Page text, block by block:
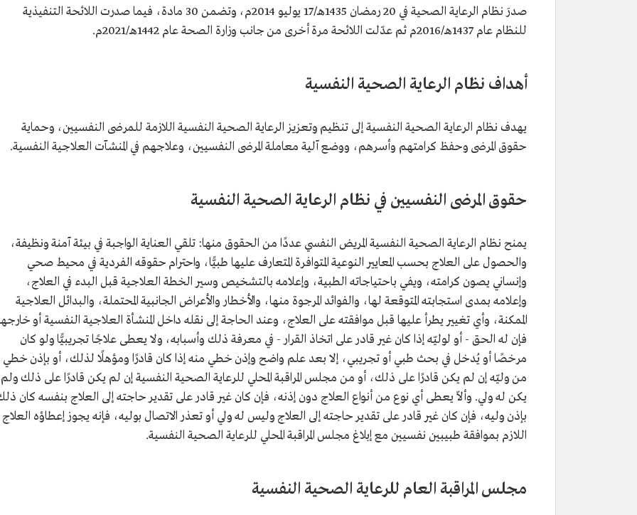
صدرَ نظام الرعاية الصحية في 20 رمضان 1435هـ/17 يوليو 2014م، وتضمن 30 مادة، فيما صدرت اللائحة التنفيذية
للنظام عام 1437هـ/2016م ثم عدّلت اللائحة مرة أخرى من جانب وزارة الصحة عام 1442هـ/2021م.
أهداف نظام الرعاية الصحية النفسية
يهدف نظام الرعاية الصحية النفسية إلى تنظيم وتعزيز الرعاية الصحية النفسية اللازمة للمرضى النفسيين، وحماية
حقوق المرضى وحفظ كرامتهم وأسرهم، ووضع آلية معاملة المرضى النفسيين، وعلاجهم في المنشآت العلاجية النفسية.
حقوق المرضى النفسيين في نظام الرعاية الصحية النفسية
يمنح نظام الرعاية الصحية النفسية المريض النفسي عددًا من الحقوق منها: تلقي العناية الواجبة في بيئة آمنة ونظيفة،
والحصول على العلاج بحسب المعايير النوعية المتوافرة المتعارف عليها طبيًّا، واحترام حقوقه الفردية في محيط صحي
وإنساني يصون كرامته، ويفي باحتياجاته الطبية، وإعلامه بالتشخيص وسير الخطة العلاجية قبل البدء في العلاج،
وإعلامه بمدى استجابته المتوقعة لها، والفوائد المرجوة منها، والأخطار والأعراض الجانبية المحتملة، والبدائل العلاجية
الممكنة، وأي تغيير يطرأ عليها قبل موافقته على العلاج، وعند الحاجة إلى نقله داخل المنشأة العلاجية النفسية أو
فإن له الحق - أو لوليّه إذا كان غير قادر على اتخاذ القرار - في معرفة ذلك وأسبابه، ولا يعطى علاجًا تجريبيًّا ولو كان
مرخصًا أو يُدخل في بحث طبي أو تجريبي، إلا بعد علم واضح وإذن خطي منه إذا كان قادرًا ومؤهلًا لذلك، أو بإذن خطي
من وليّه إن لم يكن قادرًا على ذلك، أو من مجلس المراقبة المحلي للرعاية الصحية النفسية إن لم يكن قادرًا على ذلك ولم
يكن له ولي. وألاّ يعطى أي نوع من أنواع العلاج دون إذنه، فإن كان غير قادر على تقدير حاجته إلى العلاج بنفسه كان
بإذن وليه، فإن كان غير قادر على تقدير حاجته إلى العلاج وليس له ولي أو تعذر الاتصال بوليه، فإنه يجوز إعطاؤه العلاج
اللازم بموافقة طبيبين نفسيين مع إبلاغ مجلس المراقبة المحلي للرعاية الصحية النفسية.
مجلس المراقبة العام للرعاية الصحية النفسية